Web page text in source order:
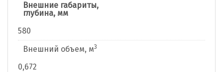
Внешние габариты,
глубина, мм
580
Внешний объем, м3
0,672